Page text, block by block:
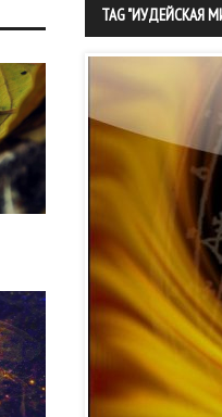
TAG "ИУДЕЙСКАЯ